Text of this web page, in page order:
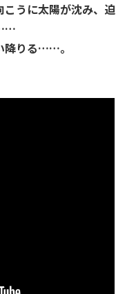
うに太陽が沈み、迫
降りる……。